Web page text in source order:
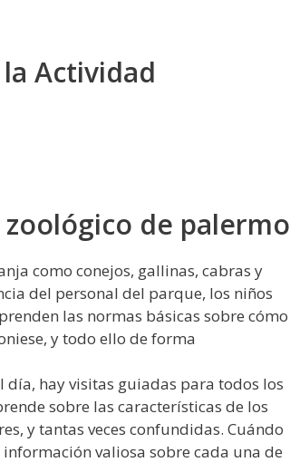
Actividad
zoológico de palermo
como conejos, gallinas, cabras y
del personal del parque, los niños
las normas básicas sobre cómo
y todo ello de forma
hay visitas guiadas para todos los
sobre las características de los
y tantas veces confundidas. Cuándo
valiosa sobre cada una de